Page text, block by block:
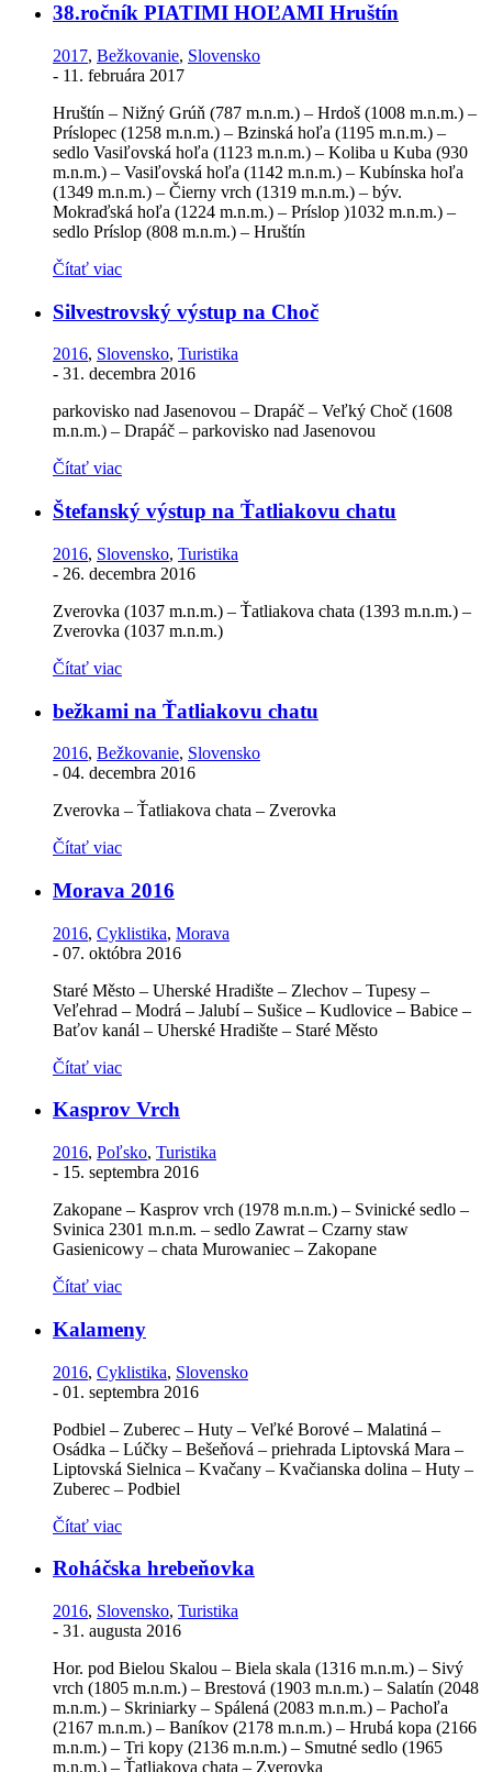
38.ročník PIATIMI HOĽAMI Hruštín
2017, Bežkovanie, Slovensko
- 11. februára 2017
Hruštín – Nižný Grúň (787 m.n.m.) – Hrdoš (1008 m.n.m.) –
Príslopec (1258 m.n.m.) – Bzinská hoľa (1195 m.n.m.) –
sedlo Vasiľovská hoľa (1123 m.n.m.) – Koliba u Kuba (930
m.n.m.) – Vasiľovská hoľa (1142 m.n.m.) – Kubínska hoľa
(1349 m.n.m.) – Čierny vrch (1319 m.n.m.) – býv.
Mokraďská hoľa (1224 m.n.m.) – Príslop )1032 m.n.m.) –
sedlo Príslop (808 m.n.m.) – Hruštín
Čítať viac
Silvestrovský výstup na Choč
2016, Slovensko, Turistika
- 31. decembra 2016
parkovisko nad Jasenovou – Drapáč – Veľký Choč (1608
m.n.m.) – Drapáč – parkovisko nad Jasenovou
Čítať viac
Štefanský výstup na Ťatliakovu chatu
2016, Slovensko, Turistika
- 26. decembra 2016
Zverovka (1037 m.n.m.) – Ťatliakova chata (1393 m.n.m.) –
Zverovka (1037 m.n.m.)
Čítať viac
bežkami na Ťatliakovu chatu
2016, Bežkovanie, Slovensko
- 04. decembra 2016
Zverovka – Ťatliakova chata – Zverovka
Čítať viac
Morava 2016
2016, Cyklistika, Morava
- 07. októbra 2016
Staré Město – Uherské Hradište – Zlechov – Tupesy –
Veľehrad – Modrá – Jalubí – Sušice – Kudlovice – Babice –
Baťov kanál – Uherské Hradište – Staré Město
Čítať viac
Kasprov Vrch
2016, Poľsko, Turistika
- 15. septembra 2016
Zakopane – Kasprov vrch (1978 m.n.m.) – Svinické sedlo –
Svinica 2301 m.n.m. – sedlo Zawrat – Czarny staw
Gasienicowy – chata Murowaniec – Zakopane
Čítať viac
Kalameny
2016, Cyklistika, Slovensko
- 01. septembra 2016
Podbiel – Zuberec – Huty – Veľké Borové – Malatiná –
Osádka – Lúčky – Bešeňová – priehrada Liptovská Mara –
Liptovská Sielnica – Kvačany – Kvačianska dolina – Huty –
Zuberec – Podbiel
Čítať viac
Roháčska hrebeňovka
2016, Slovensko, Turistika
- 31. augusta 2016
Hor. pod Bielou Skalou – Biela skala (1316 m.n.m.) – Sivý
vrch (1805 m.n.m.) – Brestová (1903 m.n.m.) – Salatín (2048
m.n.m.) – Skriniarky – Spálená (2083 m.n.m.) – Pachoľa
(2167 m.n.m.) – Baníkov (2178 m.n.m.) – Hrubá kopa (2166
m.n.m.) – Tri kopy (2136 m.n.m.) – Smutné sedlo (1965
m.n.m.) – Ťatliakova chata – Zverovka